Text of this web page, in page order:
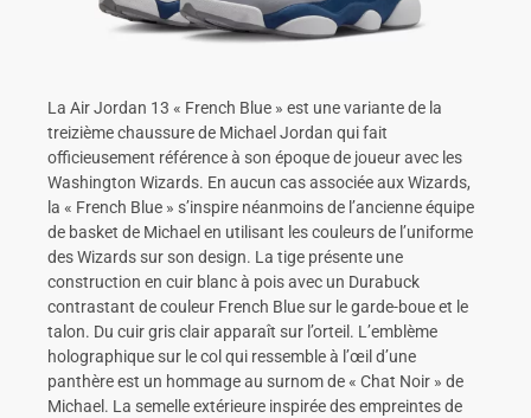
La Air Jordan 13 « French Blue » est une variante de la
treizième chaussure de Michael Jordan qui fait
officieusement référence à son époque de joueur avec les
Washington Wizards. En aucun cas associée aux Wizards,
la « French Blue » s’inspire néanmoins de l’ancienne équipe
de basket de Michael en utilisant les couleurs de l’uniforme
des Wizards sur son design. La tige présente une
construction en cuir blanc à pois avec un Durabuck
contrastant de couleur French Blue sur le garde-boue et le
talon. Du cuir gris clair apparaît sur l’orteil. L’emblème
holographique sur le col qui ressemble à l’œil d’une
panthère est un hommage au surnom de « Chat Noir » de
Michael. La semelle extérieure inspirée des empreintes de